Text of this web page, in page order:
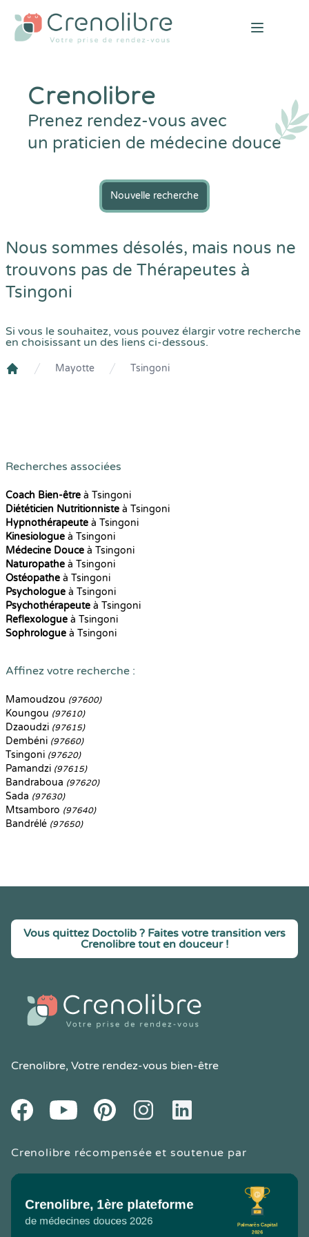
Open
Crenolibre
Prenez rendez-vous avec
un praticien de médecine douce
Nouvelle recherche
Nous sommes désolés, mais nous ne
trouvons pas de Thérapeutes à
Tsingoni
Si vous le souhaitez, vous pouvez élargir votre recherche
en choisissant un des liens ci-dessous.
Mayotte Tsingoni
Recherches associées
Coach Bien-être à Tsingoni
Diététicien Nutritionniste à Tsingoni
Hypnothérapeute à Tsingoni
Kinesiologue à Tsingoni
Médecine Douce à Tsingoni
Naturopathe à Tsingoni
Ostéopathe à Tsingoni
Psychologue à Tsingoni
Psychothérapeute à Tsingoni
Reflexologue à Tsingoni
Sophrologue à Tsingoni
Affinez votre recherche :
Mamoudzou (97600)
Koungou (97610)
Dzaoudzi (97615)
Dembéni (97660)
Tsingoni (97620)
Pamandzi (97615)
Bandraboua (97620)
Sada (97630)
Mtsamboro (97640)
Bandrélé (97650)
Vous quittez Doctolib ? Faites votre transition vers
Crenolibre tout en douceur !
Crenolibre, Votre rendez-vous bien-être
FacebookYoutube PinteresetInstagramLinkedIn
Crenolibre récompensée et soutenue par